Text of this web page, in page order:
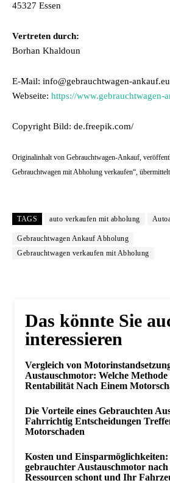
45327 Essen
Vertreten durch:
Borhan Khaldoun
E-Mail: info@gebrauchtwagen-ankauf.eu
Webseite: https://www.gebrauchtwagen-
Copyright Bild: de.freepik.com/
Originalinhalt von Gebrauchtwagen-Ankauf,
Gebrauchtwagen mit Abholung verkaufen“,
TAGS auto verkaufen mit abholung
Gebrauchtwagen Ankauf Abholung
Gebrauchtwagen verkaufen mit Abholung
Das könnte Sie
interessieren
Vergleich von
Austauschmotor: Welche
Rentabilität Nach Einem
Die Vorteile eines Gebrauchten
Fahrrichtig Entscheidungen
Motorschaden
Kosten und Einsparmöglichkeiten:
gebrauchter Austauschmotor nach
Ressourcen schont und Ihr